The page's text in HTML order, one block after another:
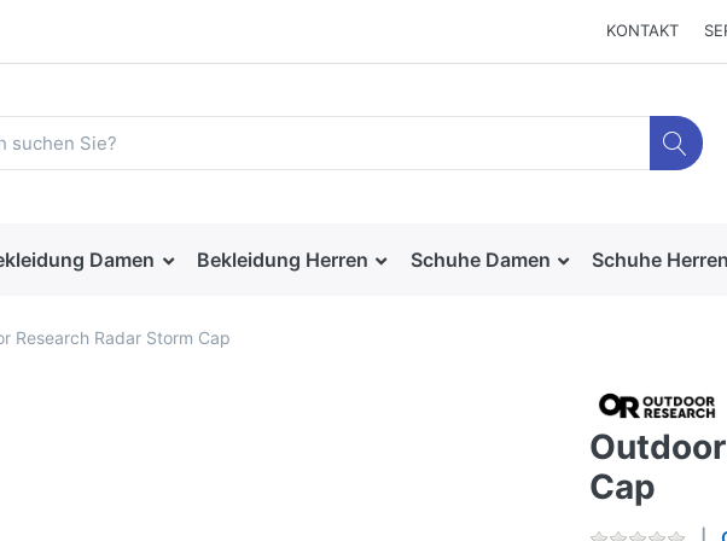
KONTAKT
Damen Bekleidung Herren Schuhe Damen Schuhe Herren
Research Radar Storm Cap
Cap